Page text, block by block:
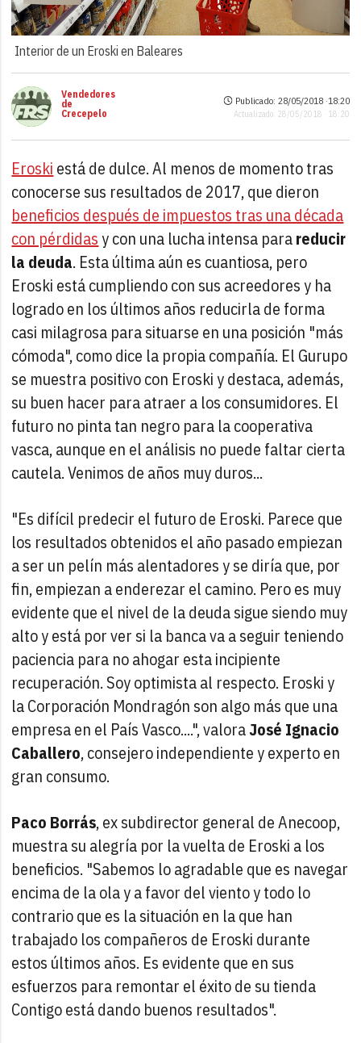
Interior de un Eroski en Baleares
Vendedores
de
Crecepelo
Publicado: 28/05/2018 ·18:20
Actualizado: 28/05/2018 · 18:20
Eroski está de dulce. Al menos de momento tras
conocerse sus resultados de 2017, que dieron
beneficios después de impuestos tras una década
con pérdidasy con una lucha intensa parareducir
la deuda. Esta última aún es cuantiosa, pero
Eroski está cumpliendo con sus acreedores y ha
logrado en los últimos años reducirla de forma
casi milagrosa para situarse en una posición "más
cómoda", como dice la propia compañía. El Gurupo
se muestra positivo con Eroski y destaca, además,
su buen hacer para atraer a los consumidores. El
futuro no pinta tan negro para la cooperativa
vasca, aunque en el análisis no puede faltar cierta
cautela. Venimos de años muy duros...
"Es difícil predecir el futuro de Eroski. Parece que
los resultados obtenidos el año pasado empiezan
a ser un pelín más alentadores y se diría que, por
fin, empiezan a enderezar el camino. Pero es muy
evidente que el nivel de la deuda sigue siendo muy
alto y está por ver si la banca va a seguir teniendo
paciencia para no ahogar esta incipiente
recuperación. Soy optimista al respecto. Eroski y
la Corporación Mondragón son algo más que una
empresa en el País Vasco....", valoraJosé Ignacio
Caballero, consejero independiente y experto en
gran consumo.
Paco Borrás, ex subdirector general de Anecoop,
muestra su alegría por la vuelta de Eroski a los
beneficios. "Sabemos lo agradable que es navegar
encima de la ola y a favor del viento y todo lo
contrario que es la situación en la que han
trabajado los compañeros de Eroski durante
estos últimos años. Es evidente que en sus
esfuerzos para remontar el éxito de su tienda
Contigo está dando buenos resultados".